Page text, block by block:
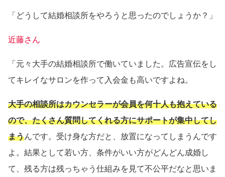
「どうして結婚相談所をやろうと思ったのでしょうか？」
近藤さん
「元々大手の結婚相談所で働いていました。広告宣伝をし
てキレイなサロンを作って入会金も高いですよね。
大手の相談所はカウンセラーが会員を何十人も抱えている
ので、たくさん質問してくれる方にサポートが集中してし
まうんです。受け身な方だと、放置になってしまうんです
よ。結果として若い方、条件がいい方がどんどん成婚し
て、残る方は残っちゃう仕組みを見て不公平だなと思いま